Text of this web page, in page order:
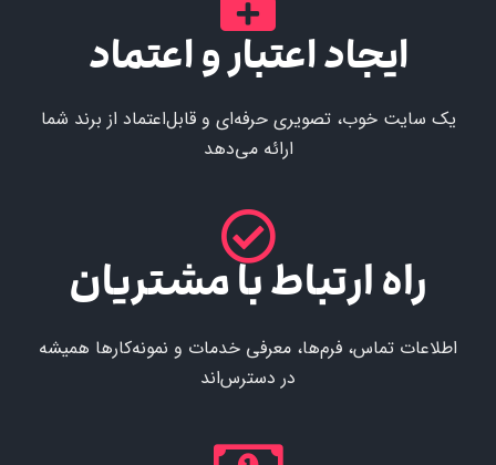
ایجاد اعتبار و اعتماد
یک سایت خوب، تصویری حرفه‌ای و قابل‌اعتماد از برند شما
ارائه می‌دهد
راه ارتباط با مشتریان
اطلاعات تماس، فرم‌ها، معرفی خدمات و نمونه‌کارها همیشه
در دسترس‌اند